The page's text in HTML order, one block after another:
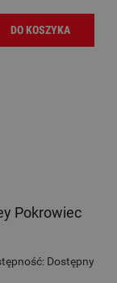
DO KOSZYKA
Pokrowiec
Dostępny